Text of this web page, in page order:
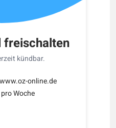
kündbar.
online.de
Woche